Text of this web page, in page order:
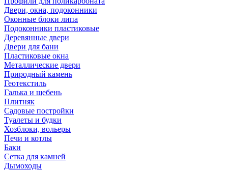
Двери, окна, подоконники
Оконные блоки липа
Подоконники пластиковые
Деревянные двери
Двери для бани
Пластиковые окна
Металлические двери
Природный камень
Геотекстиль
Галька и щебень
Плитняк
Садовые постройки
Туалеты и будки
Хозблоки, вольеры
Печи и котлы
Баки
Сетка для камней
Дымоходы